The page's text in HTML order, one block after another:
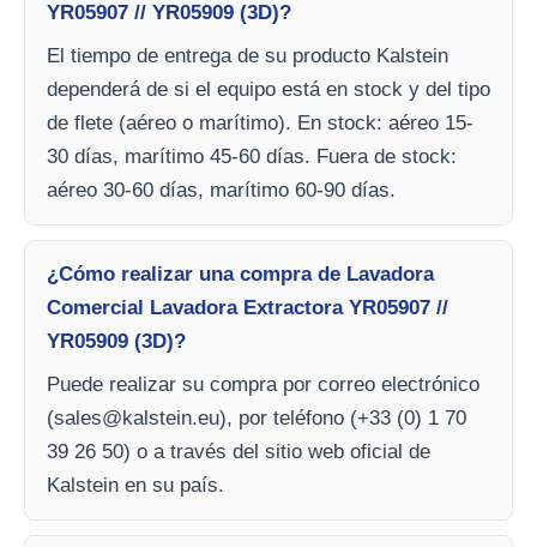
YR05907 // YR05909 (3D)?
El tiempo de entrega de su producto Kalstein
dependerá de si el equipo está en stock y del tipo
de flete (aéreo o marítimo). En stock: aéreo 15-
30 días, marítimo 45-60 días. Fuera de stock:
aéreo 30-60 días, marítimo 60-90 días.
¿Cómo realizar una compra de Lavadora
Comercial Lavadora Extractora YR05907 //
YR05909 (3D)?
Puede realizar su compra por correo electrónico
(sales@kalstein.eu), por teléfono (+33 (0) 1 70
39 26 50) o a través del sitio web oficial de
Kalstein en su país.